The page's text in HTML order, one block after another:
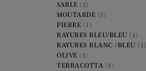
SABLE (1)
MOUTARDE (1)
PIERRE (1)
RAYURES BLEU/BLEU (1)
RAYURES BLANC /BLEU (1)
OLIVE (1)
TERRACOTTA (1)